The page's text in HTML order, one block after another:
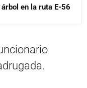
en la ruta E-56